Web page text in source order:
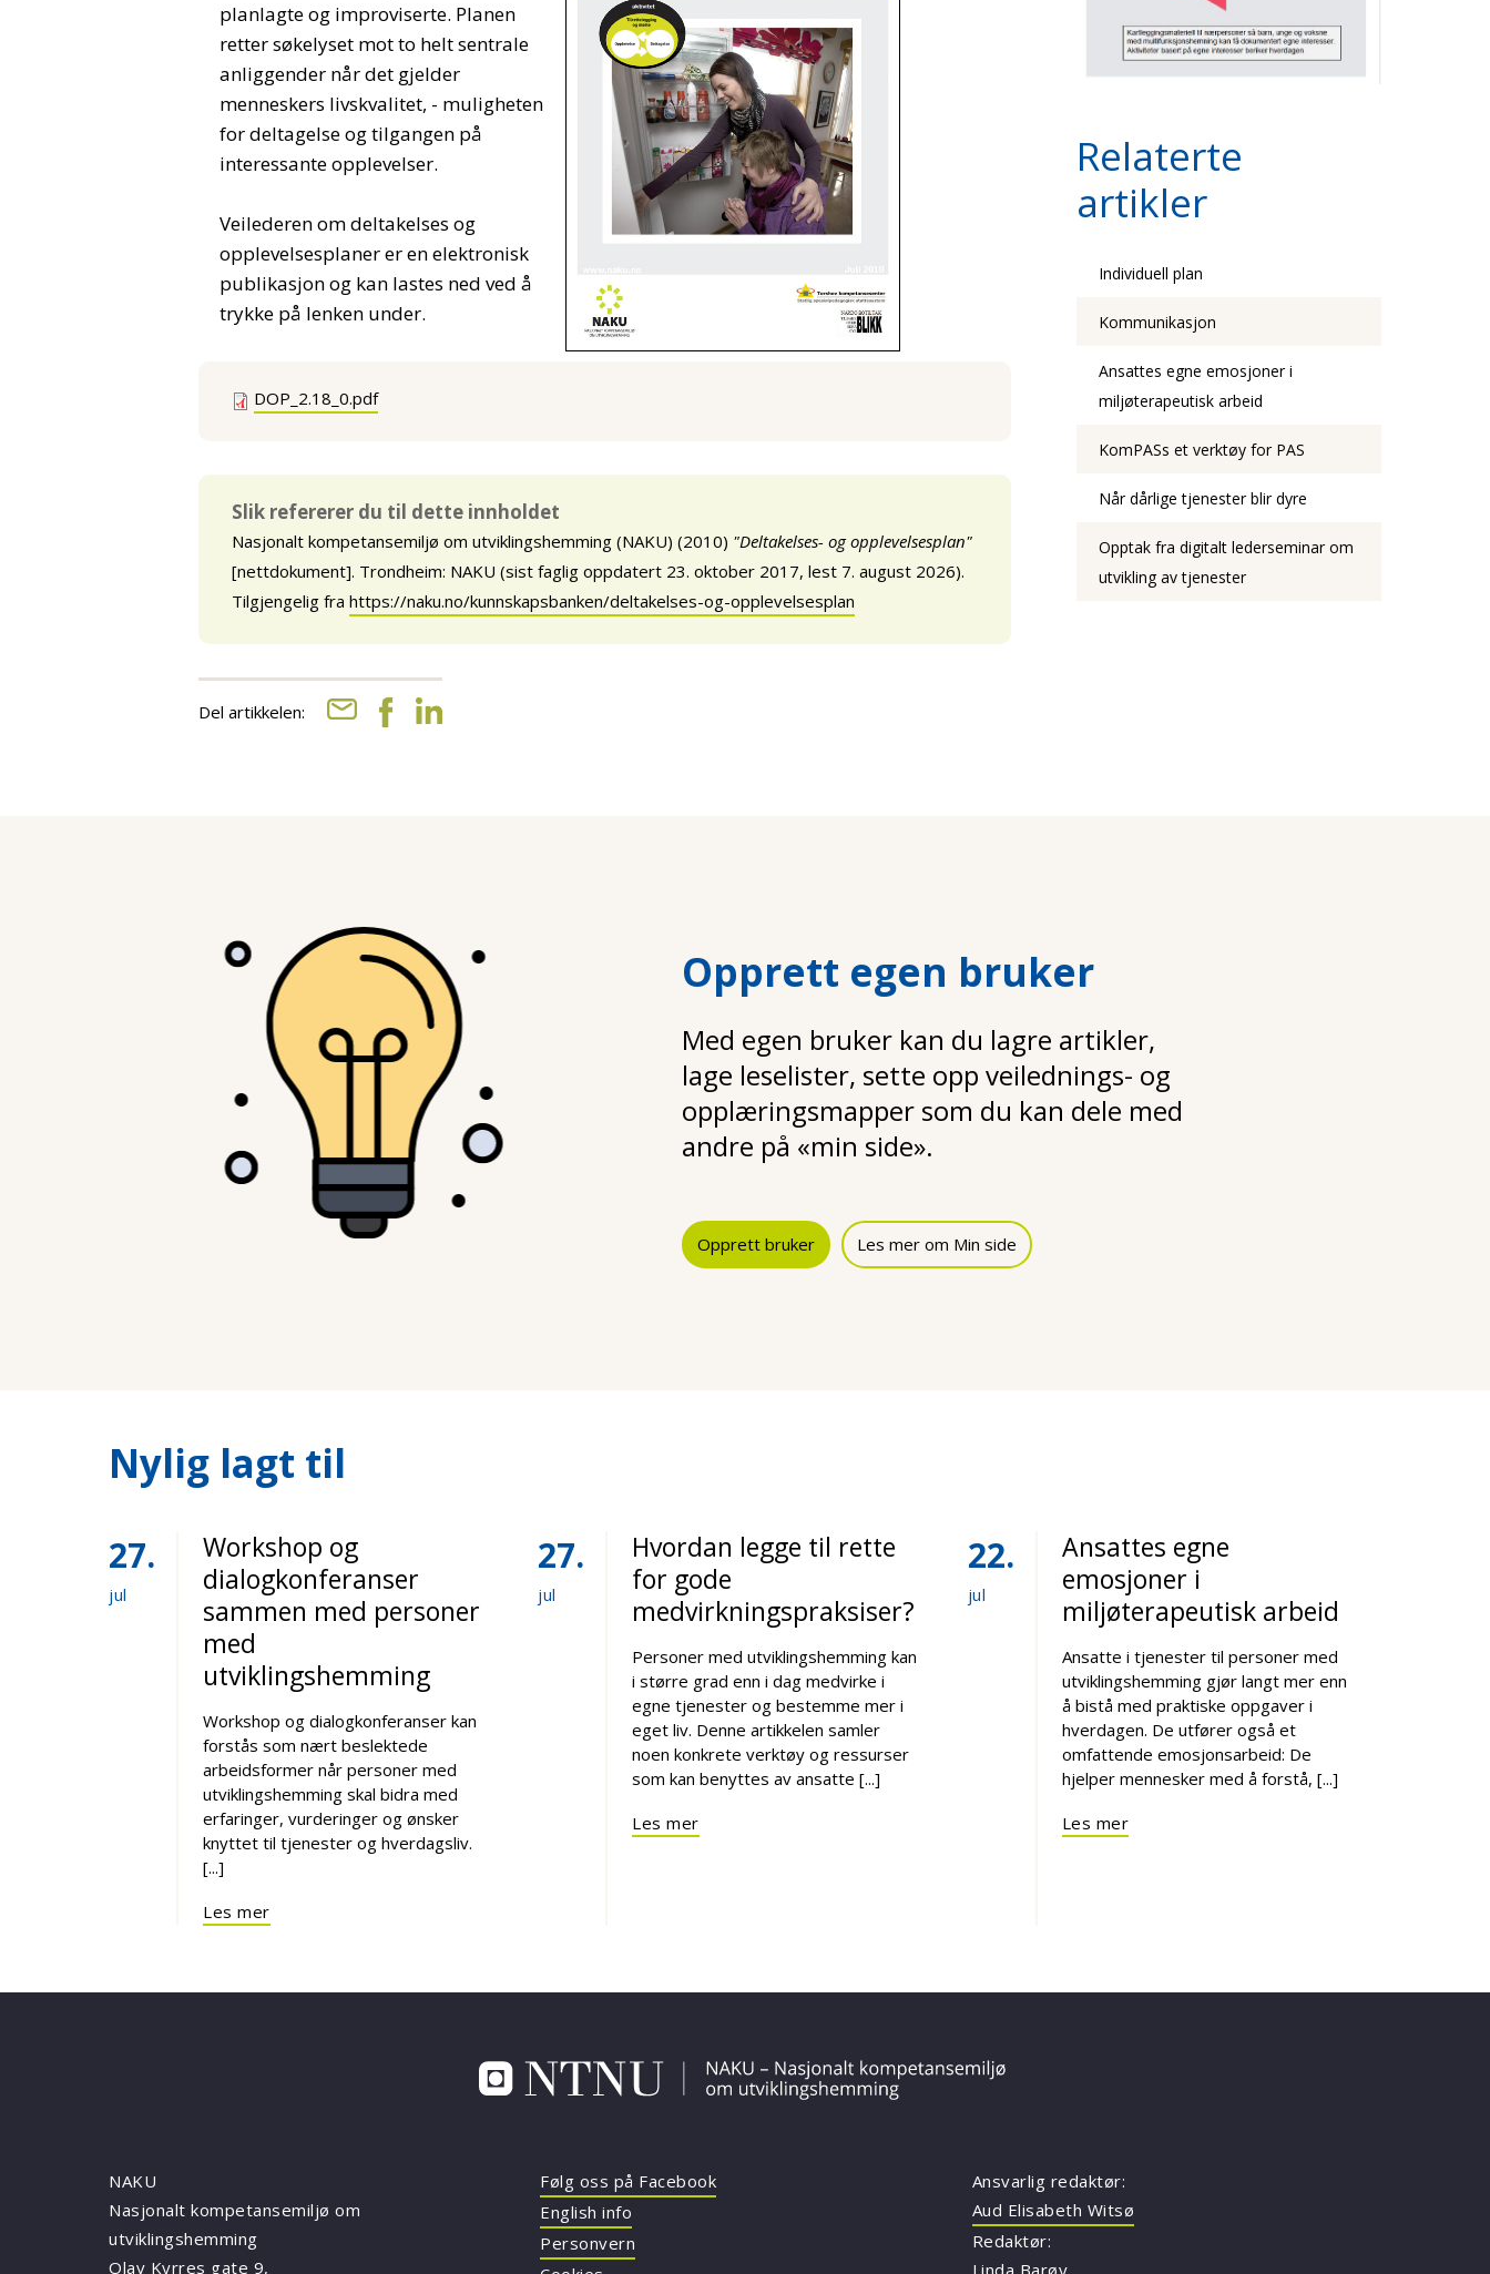
planlagte og improviserte. Planen
retter søkelyset mot to helt sentrale
anliggender når det gjelder
menneskers livskvalitet, - muligheten
for deltagelse og tilgangen på
interessante opplevelser.
Veilederen om deltakelses og
opplevelsesplaner er en elektronisk
publikasjon og kan lastes ned ved å
trykke på lenken under.
DOP_2.18_0.pdf
Slik refererer du til dette innholdet
Nasjonalt kompetansemiljø om utviklingshemming (NAKU) (2010) "Deltakelses- og opplevelsesplan"
[nettdokument]. Trondheim: NAKU (sist faglig oppdatert 23. oktober 2017, lest 7. august 2026).
Tilgjengelig frahttps://naku.no/kunnskapsbanken/deltakelses-og-opplevelsesplan
Del artikkelen:
Relaterte
artikler
Individuell plan
Kommunikasjon
Ansattes egne emosjoner i
miljøterapeutisk arbeid
KomPASs et verktøy for PAS
Når dårlige tjenester blir dyre
Opptak fra digitalt lederseminar om
utvikling av tjenester
Opprett egen bruker
Med egen bruker kan du lagre artikler,
lage leselister, sette opp veilednings- og
opplæringsmapper som du kan dele med
andre på «min side».
Opprett bruker Les mer om Min side
Nylig lagt til
27
jul
Workshop og
dialogkonferanser
sammen med personer
med
utviklingshemming
Workshop og dialogkonferanser kan
forstås som nært beslektede
arbeidsformer når personer med
utviklingshemming skal bidra med
erfaringer, vurderinger og ønsker
knyttet til tjenester og hverdagsliv.
[...]
Les mer
27
jul
Hvordan legge til rette
for gode
medvirkningspraksiser?
Personer med utviklingshemming kan
i større grad enn i dag medvirke i
egne tjenester og bestemme mer i
eget liv. Denne artikkelen samler
noen konkrete verktøy og ressurser
som kan benyttes av ansatte [...]
Les mer
22
jul
Ansattes egne
emosjoner i
miljøterapeutisk arbeid
Ansatte i tjenester til personer med
utviklingshemming gjør langt mer enn
å bistå med praktiske oppgaver i
hverdagen. De utfører også et
omfattende emosjonsarbeid: De
hjelper mennesker med å forstå, [...]
Les mer
NAKU
Nasjonalt kompetansemiljø om
utviklingshemming
Olav Kyrres gate 9,
Følg oss på Facebook
English info
Personvern
Ansvarlig redaktør:
Aud Elisabeth Witsø
Redaktør:
Linda Barøy